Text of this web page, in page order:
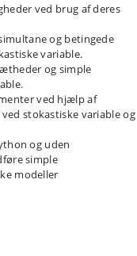
ved brug af deres
og betingede
variable.
og simple
ved hjælp af
stokastiske variable og
og uden
simple
modeller